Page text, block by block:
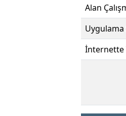
Alan
Uygulama
İnternette